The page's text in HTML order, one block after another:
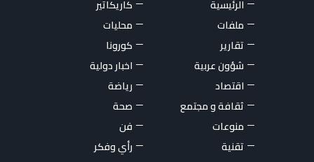
الرئيسية
كاريكاتير
ملفات
محليات
تقارير
كورونا
شؤون عربية
اخبار دولية
اقتصاد
رياضة
ثقافة و مجتمع
صحة
منوعات
فن
تقنية
رأي وفكر